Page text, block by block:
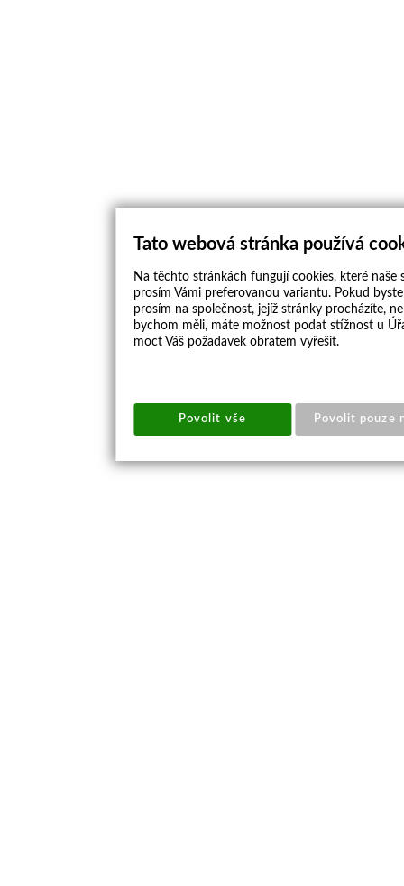
Tato webová stránka používá
Na těchto stránkách fungují cookies, které
prosím Vámi preferovanou variantu. Pokud
prosím na společnost, jejíž stránky procházíte,
bychom měli, máte možnost podat stížnost u
moct Váš požadavek obratem vyřešit.
Povolit vše Povolit pouze